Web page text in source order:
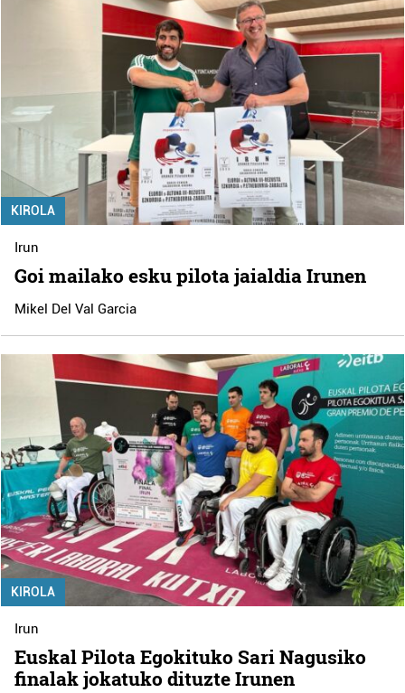
KIROLA
Irun
Goi mailako esku pilota jaialdia Irunen
Mikel Del Val Garcia
KIROLA
Irun
Euskal Pilota Egokituko Sari Nagusiko
finalak jokatuko dituzte Irunen